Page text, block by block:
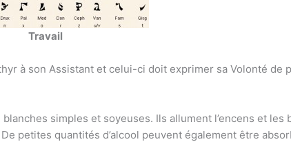
Travail
à son Assistant et celui-ci doit exprimer sa Volonté de
simples et soyeuses. Ils allument l’encens et les
petites quantités d’alcool peuvent également être